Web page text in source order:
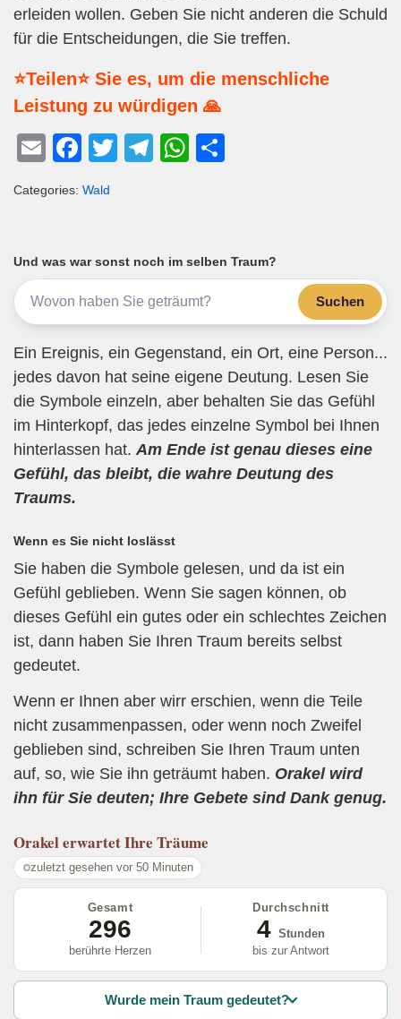
erleiden wollen. Geben Sie nicht anderen die Schuld
für die Entscheidungen, die Sie treffen.
⭐Teilen⭐ Sie es, um die menschliche
Leistung zu würdigen 🙏
E
ail
F
c
b
o
o
k
T
T
a
m
W
A
p
p
Categories: Wald
Und was war sonst noch im selben Traum?
Suchen
Ein Ereignis, ein Gegenstand, ein Ort, eine Person...
jedes davon hat seine eigene Deutung. Lesen Sie
die Symbole einzeln, aber behalten Sie das Gefühl
im Hinterkopf, das jedes einzelne Symbol bei Ihnen
hinterlassen hat. Am Ende ist genau dieses eine
Gefühl, das bleibt, die wahre Deutung des
Traums.
Wenn es Sie nicht loslässt
Sie haben die Symbole gelesen, und da ist ein
Gefühl geblieben. Wenn Sie sagen können, ob
dieses Gefühl ein gutes oder ein schlechtes Zeichen
ist, dann haben Sie Ihren Traum bereits selbst
gedeutet.
Wenn er Ihnen aber wirr erschien, wenn die Teile
nicht zusammenpassen, oder wenn noch Zweifel
geblieben sind, schreiben Sie Ihren Traum unten
auf, so, wie Sie ihn geträumt haben. Orakel wird
ihn für Sie deuten; Ihre Gebete sind Dank genug.
Orakelerwartet Ihre Träume
zuletzt gesehen vor 50 Minuten
Gesamt
296
berührte Herzen
Durchschnitt
4 Stunden
bis zur Antwort
Wurde mein Traum gedeutet?